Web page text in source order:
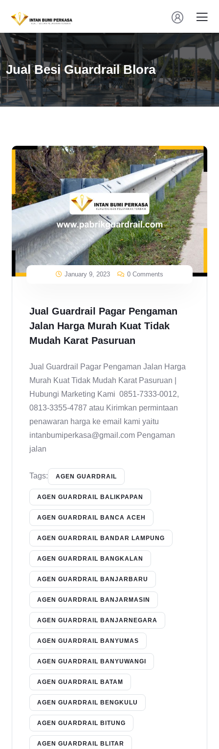
Jual Besi Guardrail Blora
January 9, 2023 0 Comments
Jual Guardrail Pagar Pengaman
Jalan Harga Murah Kuat Tidak
Mudah Karat Pasuruan
Jual Guardrail Pagar Pengaman Jalan Harga
Murah Kuat Tidak Mudah Karat Pasuruan |
Hubungi Marketing Kami 0851-7333-0012,
0813-3355-4787 atau Kirimkan permintaan
penawaran harga ke email kami yaitu
intanbumiperkasa@gmail.com Pengaman
jalan
Tags: AGEN GUARDRAIL
AGEN GUARDRAIL BALIKPAPAN
AGEN GUARDRAIL BANCA ACEH
AGEN GUARDRAIL BANDAR LAMPUNG
AGEN GUARDRAIL BANGKALAN
AGEN GUARDRAIL BANJARBARU
AGEN GUARDRAIL BANJARMASIN
AGEN GUARDRAIL BANJARNEGARA
AGEN GUARDRAIL BANYUMAS
AGEN GUARDRAIL BANYUWANGI
AGEN GUARDRAIL BATAM
AGEN GUARDRAIL BENGKULU
AGEN GUARDRAIL BITUNG
AGEN GUARDRAIL BLITAR